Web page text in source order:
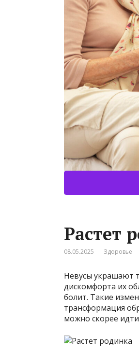
Растет
08.05.2025 Здоровье
Невусы украшают
дискомфорта их
болит. Такие
трансформация
можно скорее